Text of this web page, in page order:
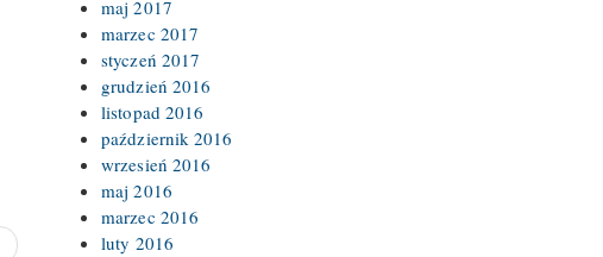
maj 2017
marzec 2017
styczeń 2017
grudzień 2016
listopad 2016
październik 2016
wrzesień 2016
maj 2016
marzec 2016
luty 2016